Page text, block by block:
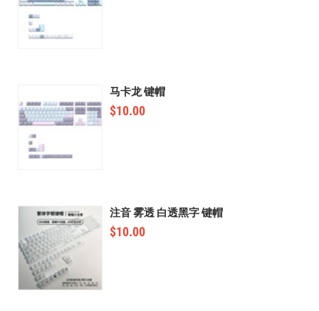
马卡龙 键帽
$10.00
注音 雾透 白透黑字 键帽
$10.00